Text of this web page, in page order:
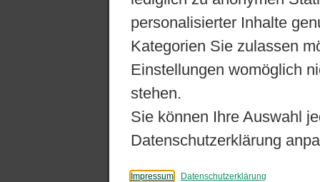
personalisierter Inhalte
Kategorien Sie zulassen
Einstellungen womöglich
stehen.
Sie können Ihre Auswahl
Datenschutzerklärung
Impressum Datenschutzerklärung